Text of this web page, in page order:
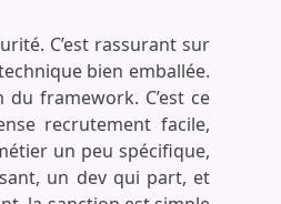
C’est rassurant sur
bien emballée.
framework. C’est ce
recrutement facile,
un peu spécifique,
un dev qui part, et